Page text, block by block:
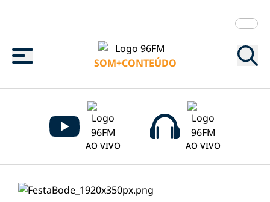
Menu
SOM+CONTEÚDO
AO VIVO AO VIVO